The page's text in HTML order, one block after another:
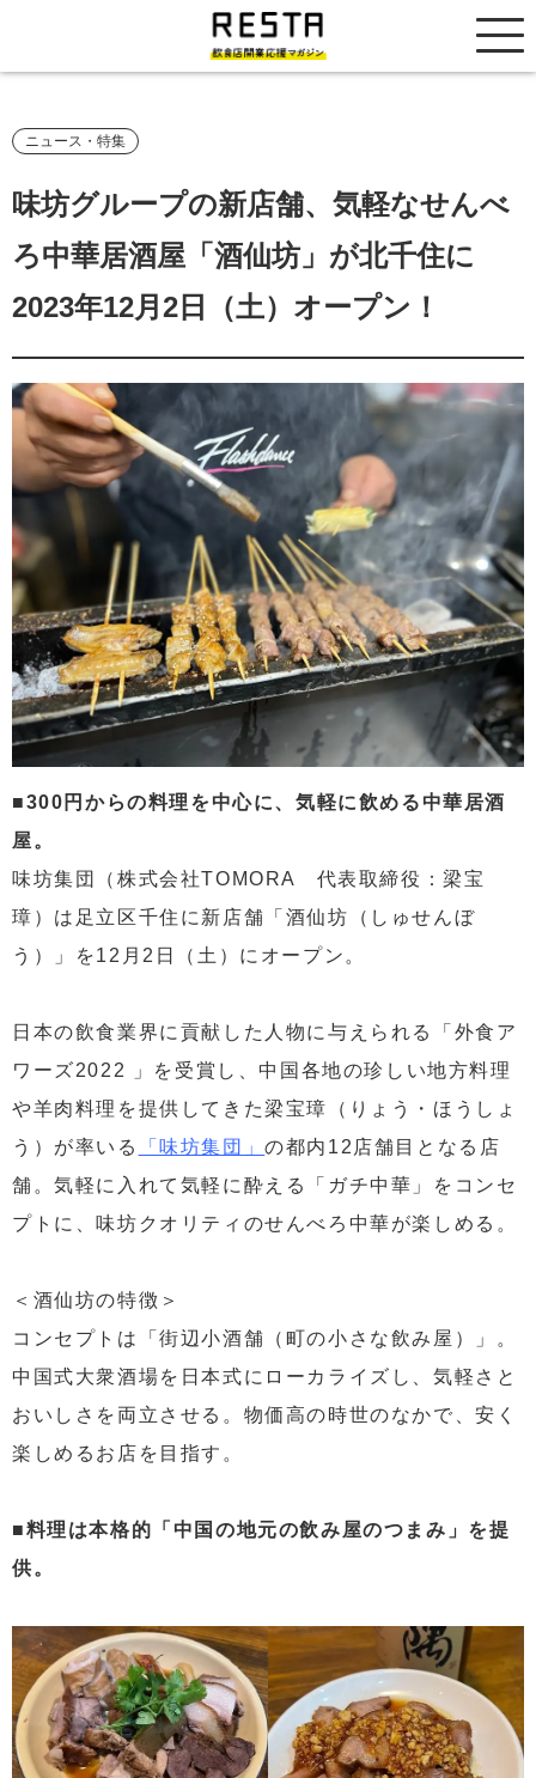
居抜き売却市場
ニュース・特集
味坊グループの新店舗、気軽なせんべ
ろ中華居酒屋「酒仙坊」が北千住に
2023年12月2日（土）オープン！
■300円からの料理を中心に、気軽に飲める中華居酒
屋。
味坊集団（株式会社TOMORA 代表取締役：梁宝
璋）は足立区千住に新店舗「酒仙坊（しゅせんぼ
う）」を12月2日（土）にオープン。
日本の飲食業界に貢献した人物に与えられる「外食ア
ワーズ2022 」を受賞し、中国各地の珍しい地方料理
や羊肉料理を提供してきた梁宝璋（りょう・ほうしょ
う）が率いる
「味坊集団」の都内12店舗目となる店
舗。気軽に入れて気軽に酔える「ガチ中華」をコンセ
プトに、味坊クオリティのせんべろ中華が楽しめる。
＜酒仙坊の特徴＞
コンセプトは「街辺小酒舗（町の小さな飲み屋）」。
中国式大衆酒場を日本式にローカライズし、気軽さと
おいしさを両立させる。物価高の時世のなかで、安く
楽しめるお店を目指す。
■料理は本格的「中国の地元の飲み屋のつまみ」を提
供。